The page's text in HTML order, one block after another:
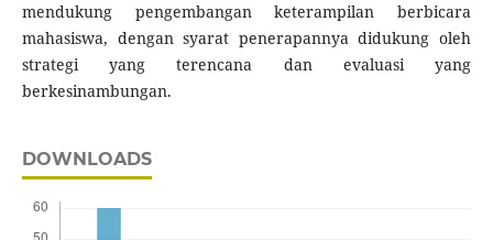
mendukung pengembangan keterampilan berbicara
mahasiswa, dengan syarat penerapannya didukung oleh
strategi yang terencana dan evaluasi yang
berkesinambungan.
DOWNLOADS